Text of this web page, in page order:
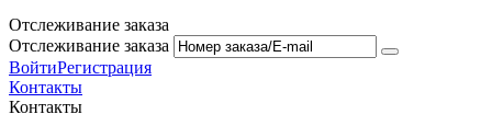
Отслеживание заказа
Отслеживание заказа
ВойтиРегистрация
Контакты
Контакты